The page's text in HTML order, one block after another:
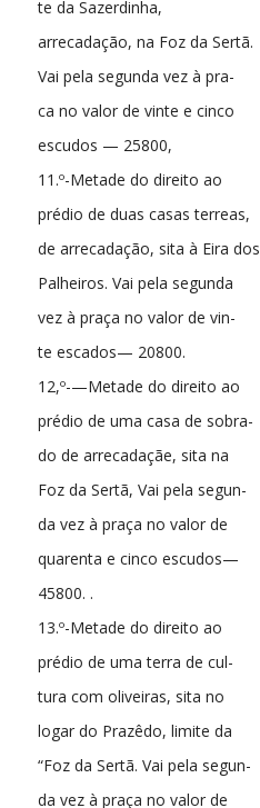
te da Sazerdinha,
arrecadação, na Foz da Sertã.
Vai pela segunda vez à pra-
ca no valor de vinte e cinco
escudos — 25800,
11.º-Metade do direito ao
prédio de duas casas terreas,
de arrecadação, sita à Eira dos
Palheiros. Vai pela segunda
vez à praça no valor de vin-
te escados— 20800.
12,º-—Metade do direito ao
prédio de uma casa de sobra-
do de arrecadaçãe, sita na
Foz da Sertã, Vai pela segun-
da vez à praça no valor de
quarenta e cinco escudos—
45800. .
13.º-Metade do direito ao
prédio de uma terra de cul-
tura com oliveiras, sita no
logar do Prazêdo, limite da
“Foz da Sertã. Vai pela segun-
da vez à praça no valor de